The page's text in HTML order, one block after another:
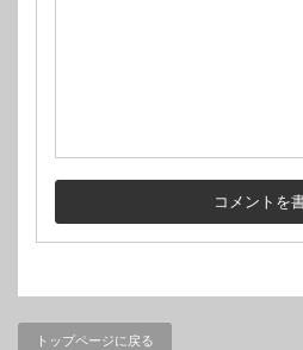
トップページに戻る